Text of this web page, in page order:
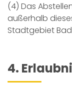
(4) Das
außerhalb
Stadtgebiet
4.